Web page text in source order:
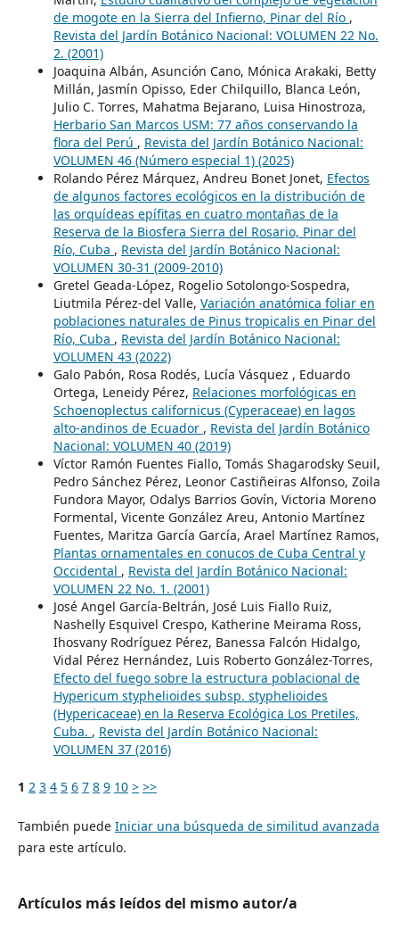
de mogote en la Sierra del Infierno, Pinar del Río ,
Revista del Jardín Botánico Nacional: VOLUMEN 22 No.
2. (2001)
Joaquina Albán, Asunción Cano, Mónica Arakaki, Betty
Millán, Jasmín Opisso, Eder Chilquillo, Blanca León,
Julio C. Torres, Mahatma Bejarano, Luisa Hinostroza,
Herbario San Marcos USM: 77 años conservando la
flora del Perú , Revista del Jardín Botánico Nacional:
VOLUMEN 46 (Número especial 1) (2025)
Rolando Pérez Márquez, Andreu Bonet Jonet, Efectos
de algunos factores ecológicos en la distribución de
las orquídeas epífitas en cuatro montañas de la
Reserva de la Biosfera Sierra del Rosario, Pinar del
Río, Cuba , Revista del Jardín Botánico Nacional:
VOLUMEN 30-31 (2009-2010)
Gretel Geada-López, Rogelio Sotolongo-Sospedra,
Liutmila Pérez-del Valle, Variación anatómica foliar en
poblaciones naturales de Pinus tropicalis en Pinar del
Río, Cuba , Revista del Jardín Botánico Nacional:
VOLUMEN 43 (2022)
Galo Pabón, Rosa Rodés, Lucía Vásquez , Eduardo
Ortega, Leneidy Pérez, Relaciones morfológicas en
Schoenoplectus californicus (Cyperaceae) en lagos
alto-andinos de Ecuador , Revista del Jardín Botánico
Nacional: VOLUMEN 40 (2019)
Víctor Ramón Fuentes Fiallo, Tomás Shagarodsky Seuil,
Pedro Sánchez Pérez, Leonor Castiñeiras Alfonso, Zoila
Fundora Mayor, Odalys Barrios Govín, Victoria Moreno
Formental, Vicente González Areu, Antonio Martínez
Fuentes, Maritza García García, Arael Martínez Ramos,
Plantas ornamentales en conucos de Cuba Central y
Occidental , Revista del Jardín Botánico Nacional:
VOLUMEN 22 No. 1. (2001)
José Angel García-Beltrán, José Luis Fiallo Ruiz,
Nashelly Esquivel Crespo, Katherine Meirama Ross,
Ihosvany Rodríguez Pérez, Banessa Falcón Hidalgo,
Vidal Pérez Hernández, Luis Roberto González-Torres,
Efecto del fuego sobre la estructura poblacional de
Hypericum styphelioides subsp. styphelioides
(Hypericaceae) en la Reserva Ecológica Los Pretiles,
Cuba. , Revista del Jardín Botánico Nacional:
VOLUMEN 37 (2016)
1 2 3 4 5 6 7 8 9 10 > >>
También puede Iniciar una búsqueda de similitud avanzada
para este artículo.
Artículos más leídos del mismo autor/a